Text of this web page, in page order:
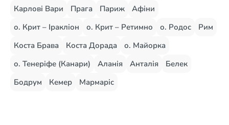
Карлові Вари
Прага Париж
Афіни
о. Крит – Іракліон
о. Крит – Ретимно о. Родос
Рим
Коста Брава
Коста Дорада
о. Майорка
о. Тенеріфе (Канари)
Аланія Анталія
Белек
Бодрум
Кемер Мармаріс